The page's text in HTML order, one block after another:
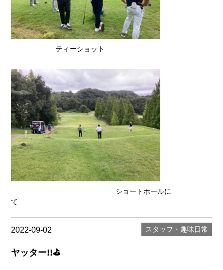
ティーショット
ショートホールに
て
2022-09-02 スタッフ・趣味日常
ヤッター!!⛳